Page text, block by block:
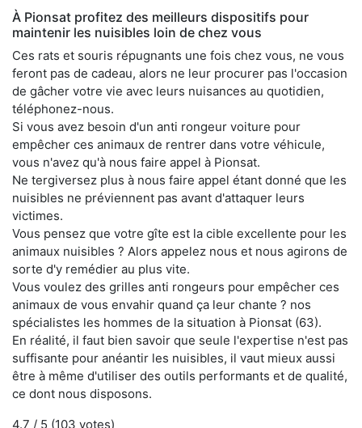
À Pionsat profitez des meilleurs dispositifs pour
maintenir les nuisibles loin de chez vous
Ces rats et souris répugnants une fois chez vous, ne vous
feront pas de cadeau, alors ne leur procurer pas l'occasion
de gâcher votre vie avec leurs nuisances au quotidien,
téléphonez-nous.
Si vous avez besoin d'un anti rongeur voiture pour
empêcher ces animaux de rentrer dans votre véhicule,
vous n'avez qu'à nous faire appel à Pionsat.
Ne tergiversez plus à nous faire appel étant donné que les
nuisibles ne préviennent pas avant d'attaquer leurs
victimes.
Vous pensez que votre gîte est la cible excellente pour les
animaux nuisibles ? Alors appelez nous et nous agirons de
sorte d'y remédier au plus vite.
Vous voulez des grilles anti rongeurs pour empêcher ces
animaux de vous envahir quand ça leur chante ? nos
spécialistes les hommes de la situation à Pionsat (63).
En réalité, il faut bien savoir que seule l'expertise n'est pas
suffisante pour anéantir les nuisibles, il vaut mieux aussi
être à même d'utiliser des outils performants et de qualité,
ce dont nous disposons.
4.7 / 5 (103 votes)